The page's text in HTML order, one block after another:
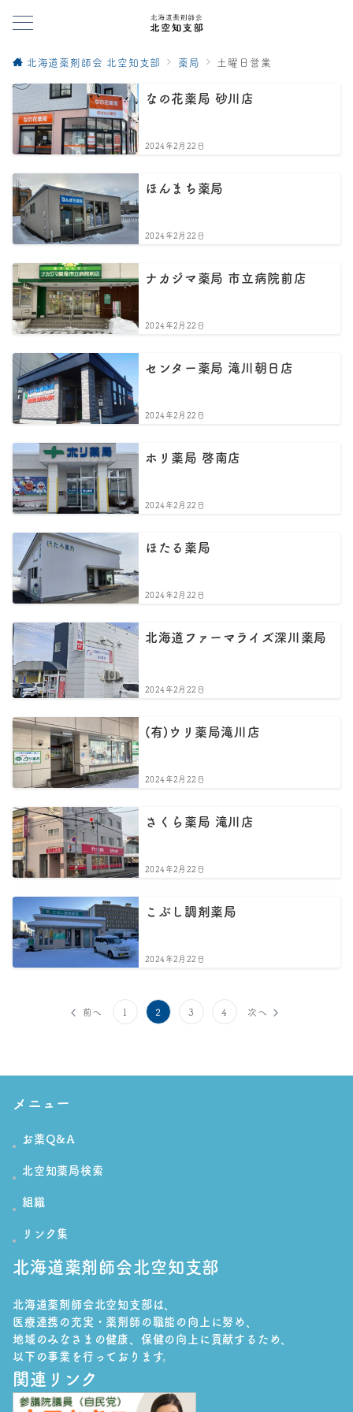
北海道薬剤師会 北空知支部 薬局 土曜日営業
なの花薬局 砂川店
2024年2月22日
ほんまち薬局
2024年2月22日
ナカジマ薬局 市立病院前店
2024年2月22日
センター薬局 滝川朝日店
2024年2月22日
ホリ薬局 啓南店
2024年2月22日
ほたる薬局
2024年2月22日
北海道ファーマライズ深川薬局
2024年2月22日
(有)ウリ薬局滝川店
2024年2月22日
さくら薬局 滝川店
2024年2月22日
こぶし調剤薬局
2024年2月22日
ジ
送
り
前へ 1 2 3 4 次へ
メニュー
お薬Q&A
北空知薬局検索
組織
リンク集
北海道薬剤師会北空知支部
北海道薬剤師会北空知支部は、
医療連携の充実・薬剤師の職能の向上に努め、
地域のみなさまの健康、保健の向上に貢献するため、
以下の事業を行っております。
関連リンク